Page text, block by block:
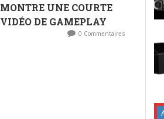
MONTRE UNE COURTE
VIDÉO DE GAMEPLAY
0 Commentaires